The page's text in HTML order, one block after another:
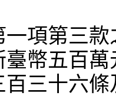
一項第三
臺幣五百
百三十六